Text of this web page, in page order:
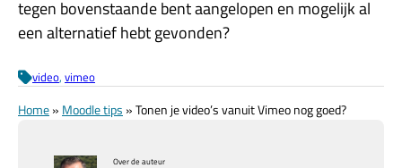
tegen bovenstaande bent aangelopen en mogelijk al
een alternatief hebt gevonden?
video, vimeo
Home» Moodle tips »Tonen je video’s vanuit Vimeo nog goed?
Over de auteur